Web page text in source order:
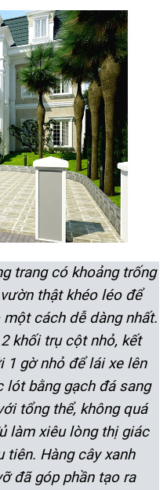
trang có khoảng trống
thật khéo léo để
cách dễ dàng nhất.
khối trụ cột nhỏ, kết
1 gờ nhỏ để lái xe lên
lót bằng gạch đá sang
tổng thể, không quá
làm xiêu lòng thị giác
tiên. Hàng cây xanh
đã góp phần tạo ra